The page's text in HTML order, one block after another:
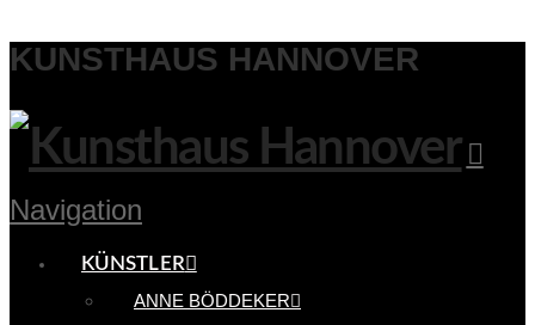
KUNSTHAUS HANNOVER
Navigation
KÜNSTLER
ANNE BÖDDEKER